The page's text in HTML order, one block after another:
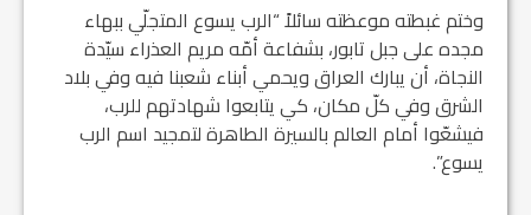
وختم غبطته موعظته سائلاً “الرب يسوع المتجلّي ببهاء
مجده على جبل تابور، بشفاعة أمّه مريم العذراء سيّدة
النجاة، أن يبارك العراق ويحمي أبناء شعبنا فيه وفي بلاد
الشرق وفي كلّ مكان، كي يتابعوا شهادتهم للرب،
فيشعّوا أمام العالم بالسيرة الطاهرة لتمجيد اسم الرب
يسوع”.